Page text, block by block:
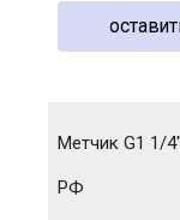
Метчик G1 1/
РФ